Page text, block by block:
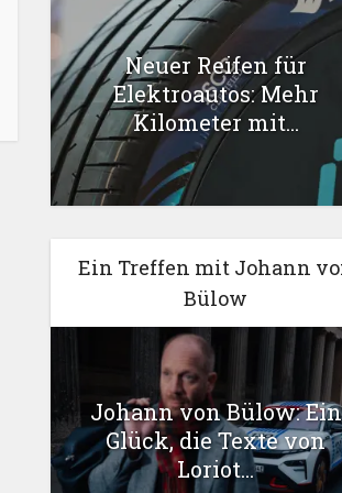
Neuer Reifen für
Elektroautos: Mehr
Kilometer mit...
Ein Treffen mit Johann
Bülow
Johann von Bülow: Ein
Glück, die Texte von
Loriot...